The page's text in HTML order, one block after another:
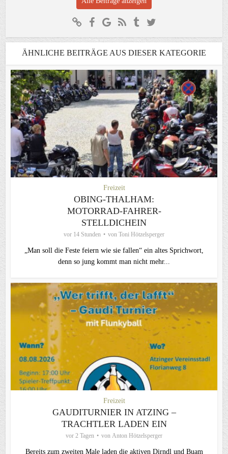
ÄHNLICHE BEITRÄGE AUS DIESER KATEGORIE
Freizeit
OBING-THALHAM:
MOTORRAD-FAHRER-
STELLDICHEIN
vor 14 Stunden von Toni Hötzelsperger
„Man soll die Feste feiern wie sie fallen“ ein altes Sprichwort,
denn so jung kommt man nicht mehr...
Freizeit
GAUDITURNIER IN ATZING –
TRACHTLER LADEN EIN
vor 2 Tagen von Anton Hötzelsperger
Bereits zum zweiten Male laden die aktiven Dirndl und Buam